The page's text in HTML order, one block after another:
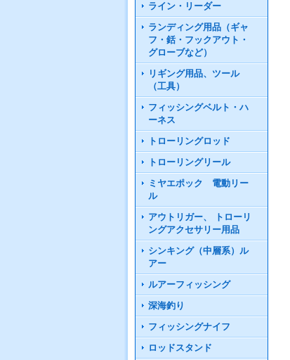
ライン・リーダー
ランディング用品（ギャ
フ・銛・フックアウト・
グローブなど）
リギング用品、ツール
（工具）
フィッシングベルト・ハ
ーネス
トローリングロッド
トローリングリール
ミヤエポック 電動リー
ル
アウトリガー、 トローリ
ングアクセサリー用品
シンキング（中層系）ル
アー
ルアーフィッシング
深海釣り
フィッシングナイフ
ロッドスタンド